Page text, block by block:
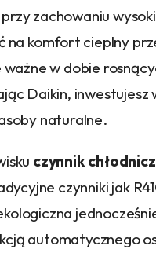
zachowaniu
komfort cieplny
w dobie
Daikin,
naturalne.
czynnik
czynniki jak
automatycznego